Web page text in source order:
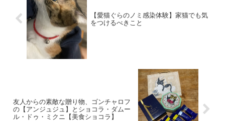
【愛猫ぐらのノミ感染体験】家猫でも気
をつけるべきこと
友人からの素敵な贈り物、ゴンチャロフ
の【アンジュジュ】とショコラ・ダムー
ル・ドゥ・ミクニ【美食ショコラ】